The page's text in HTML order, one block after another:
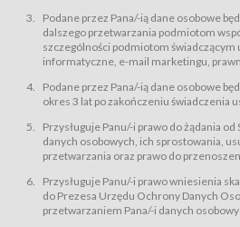
świadczy Usługi drogą elektroniczną w
2002 r. o świadczeniu usług drogą
1204, z późń. zm.). Usługi świadczone są
usługę przeglądania i odczytywania
zamieszczanych w Serwisie,
usługę utrzymywania konta
usługę newsletter,
usługę zawierania na odległość umów
usługę zawierania na odległość umów
dnia 18 lipca 2002 r. o świadczeniu usług
r., Nr 144, poz. 1204, z późń. zm.). Usługi
Na zasadach określonych w Regulaminie
Podane przez Pana/-ią dane osobowe
dalszego przetwarzania podmiotom
szczególności podmiotom świadczącym
informatyczne, e-mail marketingu,
Podane przez Pana/-ią dane osobowe
okres 3 lat po zakończeniu świadczenia
Przysługuje Panu/-i prawo do żądania od
danych osobowych, ich sprostowania,
przetwarzania oraz prawo do
Przysługuje Panu/-i prawo wniesienia
do Prezesa Urzędu Ochrony Danych
przetwarzaniem Pana/-i danych